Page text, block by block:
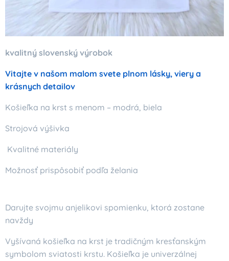
kvalitný slovenský výrobok
Vitajte v našom malom svete plnom lásky, viery a
krásnych detailov
Košieľka na krst s menom – modrá, biela
Strojová výšivka
Kvalitné materiály
Možnosť prispôsobiť podľa želania
Darujte svojmu anjelikovi spomienku, ktorá zostane
navždy
Vyšívaná košieľka na krst je tradičným kresťanským
symbolom sviatosti krstu. Košieľka je univerzálnej